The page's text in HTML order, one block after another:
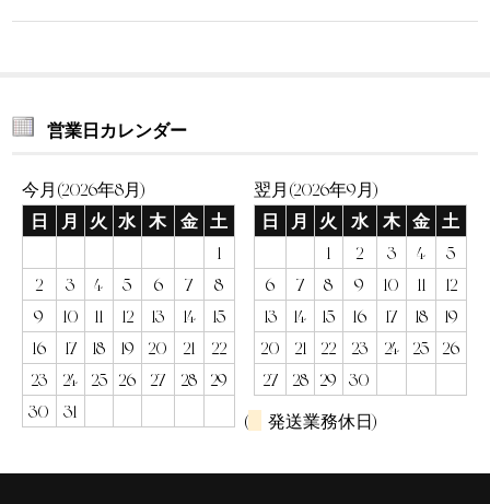
営業日カレンダー
今月(2026年8月)
日
月 火 水 木 金
土
1
2
3 4 5 6 7
8
9
10 11 12 13 14
15
16
17 18 19 20 21
22
23
24 25 26 27 28
29
30
31
翌月(2026年9月)
日
月 火 水 木 金
土
1
2 3 4
5
6
7 8 9 10 11
12
13
14 15 16 17 18
19
20
21 22 23 24 25
26
27
28 29
30
(
発送業務休日)